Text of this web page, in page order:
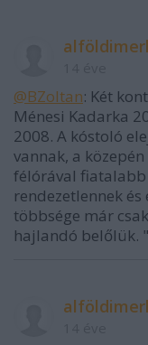
@BZoltan: Két
Ménesi Kadarka
2008. A kóstoló
vannak, a
félórával
rendezetlennek
többsége már
hajlandó belőlük.